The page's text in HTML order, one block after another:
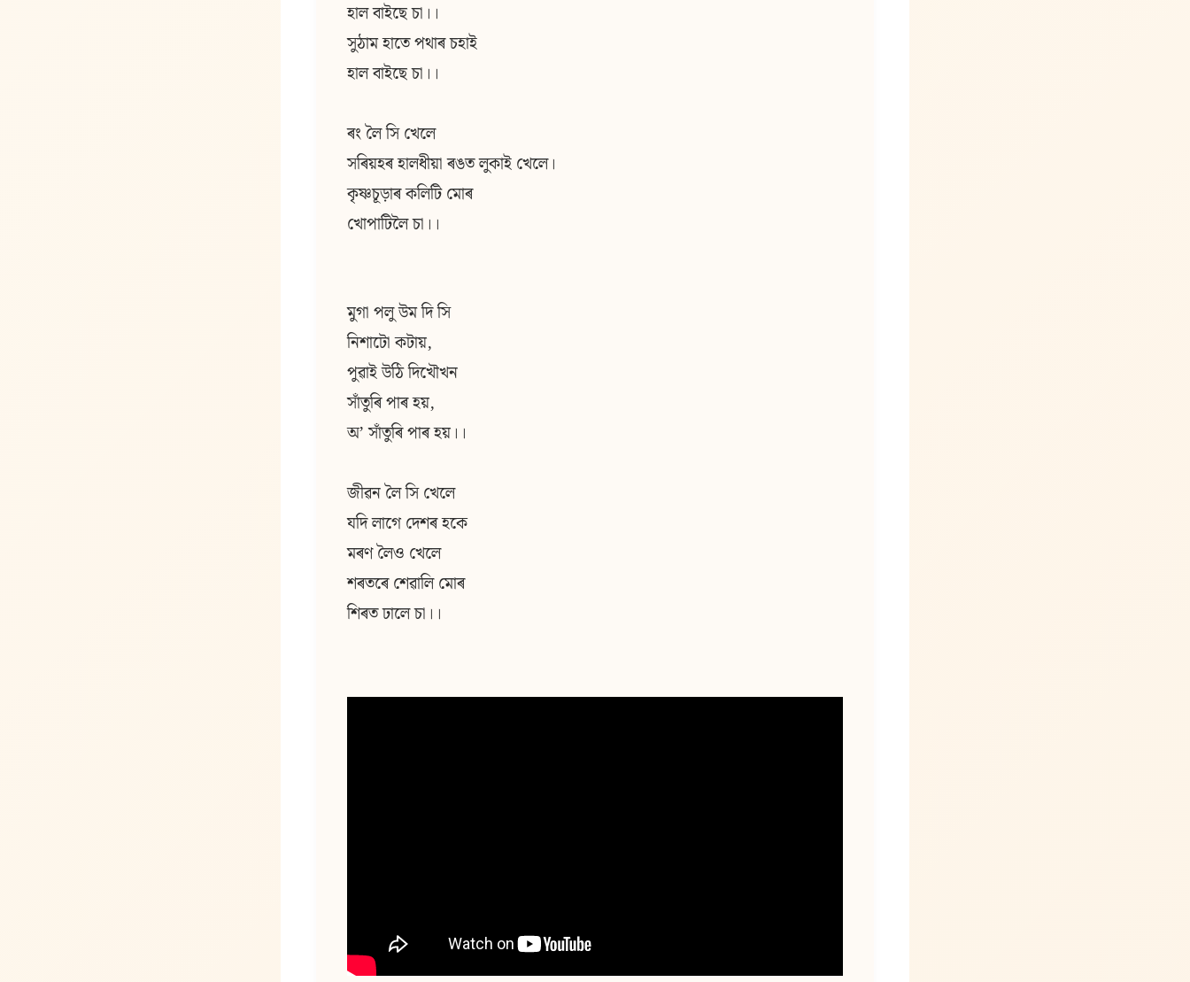
হাল বাইছে চা।।
সুঠাম হাতে পথাৰ চহাই
হাল বাইছে চা।।
ৰং লৈ সি খেলে
সৰিয়হৰ হালধীয়া ৰঙত লুকাই খেলে।
কৃষ্ণচূড়াৰ কলিটি মোৰ
খোপাটিলৈ চা।।
মুগা পলু উম দি সি
নিশাটো কটায়,
পুৱাই উঠি দিখৌখন
সাঁতুৰি পাৰ হয়,
অʼ সাঁতুৰি পাৰ হয়।।
জীৱন লৈ সি খেলে
যদি লাগে দেশৰ হকে
মৰণ লৈও খেলে
শৰতৰে শেৱালি মোৰ
শিৰত ঢালে চা।।